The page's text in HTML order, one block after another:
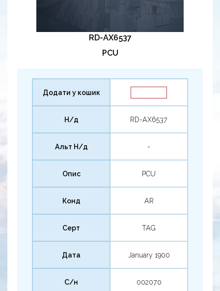
RD-AX6537
PCU
Додати у кошик
Н/д RD-AX6537
Альт Н/д -
Опис PCU
Конд AR
Серт TAG
Дата January 1900
С/н 002070